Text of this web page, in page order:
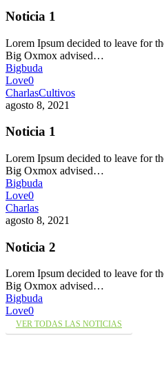
Noticia 1
Lorem Ipsum decided to leave for
Big Oxmox advised…
Bigbuda
Love0
CharlasCultivos
agosto 8, 2021
Noticia 1
Lorem Ipsum decided to leave for
Big Oxmox advised…
Bigbuda
Love0
Charlas
agosto 8, 2021
Noticia 2
Lorem Ipsum decided to leave for
Big Oxmox advised…
Bigbuda
Love0
VER TODAS LAS NOTICIAS